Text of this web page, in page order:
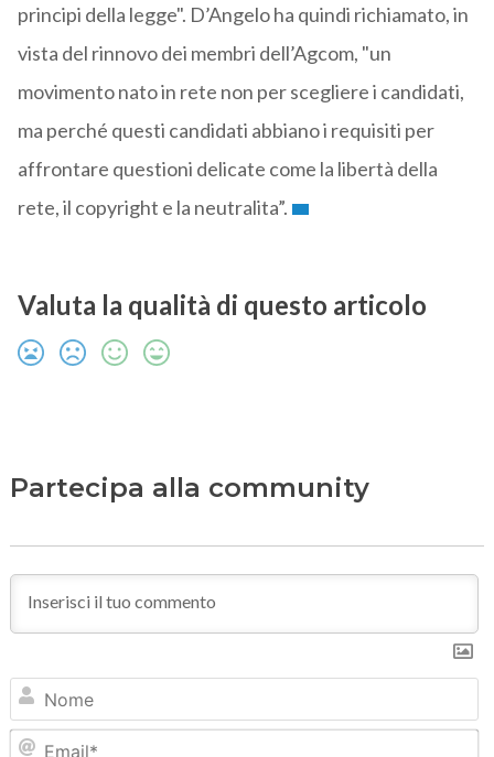
principi della legge". D’Angelo ha quindi richiamato, in
vista del rinnovo dei membri dell’Agcom, "un
movimento nato in rete non per scegliere i candidati,
ma perché questi candidati abbiano i requisiti per
affrontare questioni delicate come la libertà della
rete, il copyright e la neutralita”.
Valuta la qualità di questo articolo
Partecipa alla community